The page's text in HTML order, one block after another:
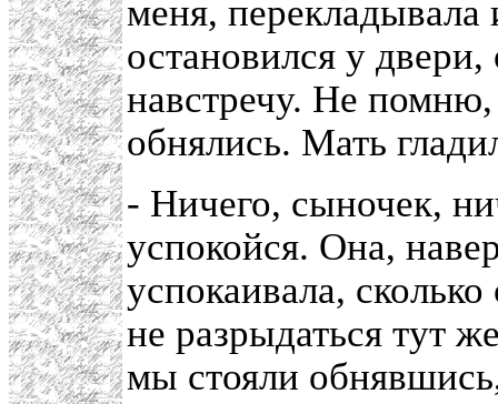
меня, перекладывала
остановился у
навстречу. Не
обнялись. Мать
- Ничего, сыночек,
успокойся. Она,
успокаивала,
не разрыдаться тут
мы стояли